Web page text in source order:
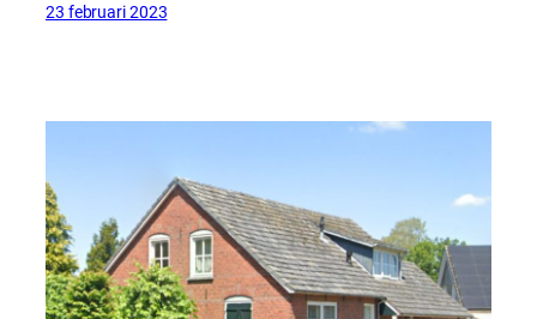
23 februari 2023